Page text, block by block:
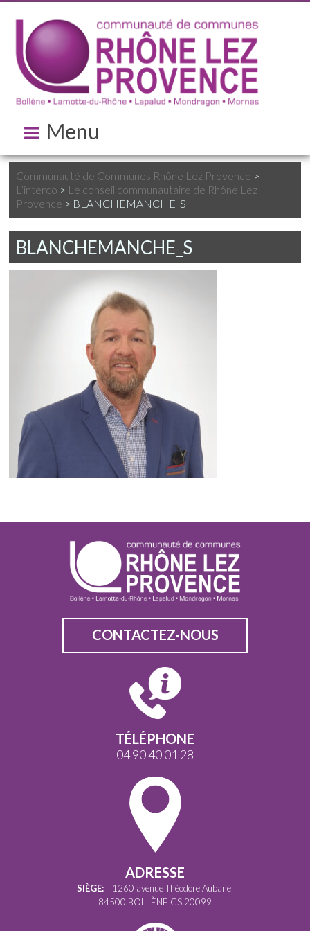
Menu
Communauté de Communes Rhône Lez Provence >
L’interco > Le conseil communautaire de Rhône Lez
Provence > BLANCHEMANCHE_S
BLANCHEMANCHE_S
CONTACTEZ-NOUS
TÉLÉPHONE
04 90 40 01 28
ADRESSE
SIÈGE: 1260 avenue Théodore Aubanel
84500 BOLLÈNE CS 20099